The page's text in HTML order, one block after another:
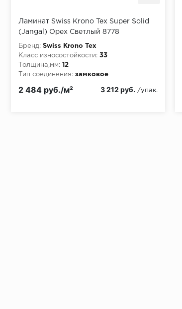
Условия доставки
Ламинат Swiss Krono Tex Super Solid
(Jangal) Орех Светлый 8778
Бренд: Swiss Krono Tex
Класс износостойкости: 33
Толщина,мм: 12
Тип соединения: замковое
2 484 руб./м² 3 212 руб. /упак.